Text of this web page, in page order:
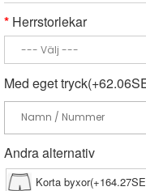
Herrstorlekar
Med eget
Andra alternativ
Korta